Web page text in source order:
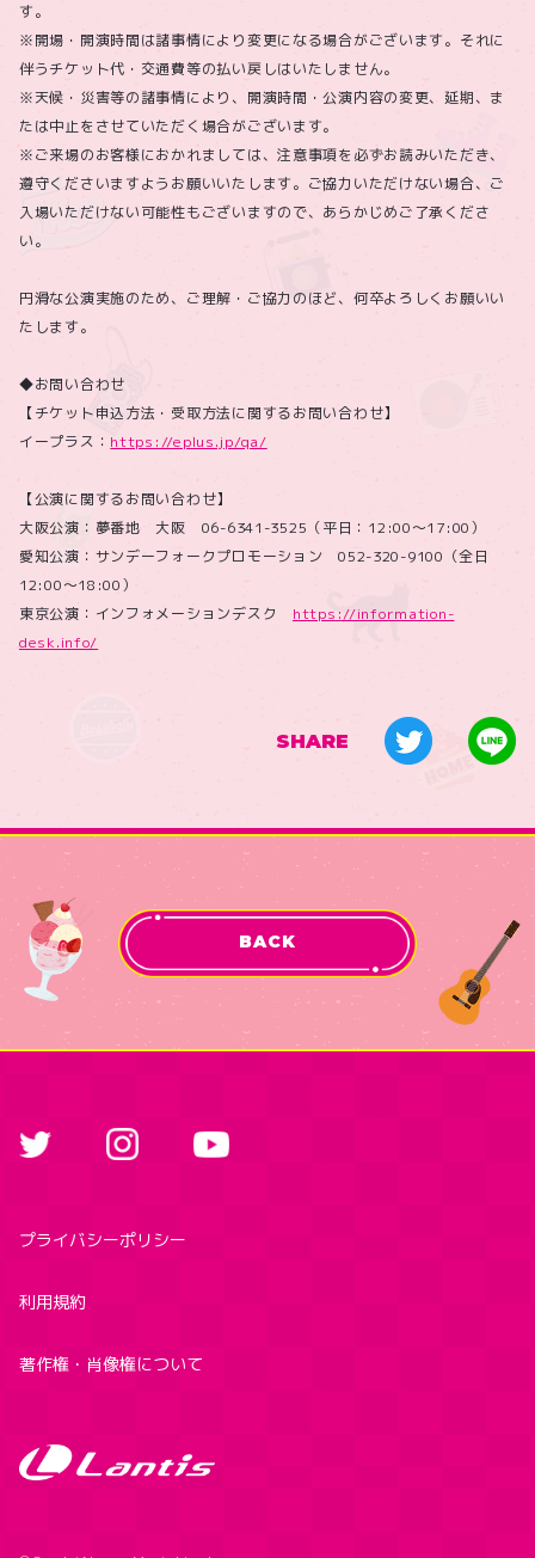
す。
※開場・開演時間は諸事情により変更になる場合がございます。それに
伴うチケット代・交通費等の払い戻しはいたしません。
※天候・災害等の諸事情により、開演時間・公演内容の変更、延期、ま
たは中止をさせていただく場合がございます。
※ご来場のお客様におかれましては、注意事項を必ずお読みいただき、
遵守くださいますようお願いいたします。ご協力いただけない場合、ご
入場いただけない可能性もございますので、あらかじめご了承くださ
い。
円滑な公演実施のため、ご理解・ご協力のほど、何卒よろしくお願いい
たします。
◆お問い合わせ
【チケット申込方法・受取方法に関するお問い合わせ】
イープラス： https://eplus.jp/qa/
【公演に関するお問い合わせ】
大阪公演：夢番地 大阪 06-6341-3525（平日：12:00～17:00）
愛知公演：サンデーフォークプロモーション 052-320-9100（全日
12:00～18:00）
東京公演：インフォメーションデスク https://information-
desk.info/
SHARE
BACK
プライバシーポリシー
利用規約
著作権・肖像権について